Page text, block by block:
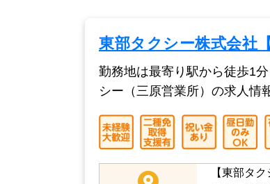
東部タクシー株式会社
勤務地は最寄り駅から徒歩1
シー（三原営業所）の求人情
【東部タ